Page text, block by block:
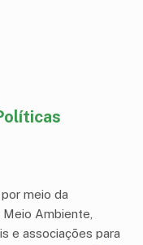
meio da
Ambiente,
e associações para